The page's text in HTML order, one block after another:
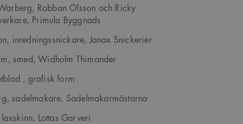
Robban Olsson och Ricky
Primula Byggnads
inredningssnickare, Janax Snickerier
smed, Widholm Thimander
, grafisk form
sadelmakare, Sadelmakarmästarna
laxskinn, Lottas Garveri